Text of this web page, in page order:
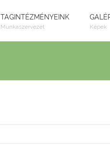
TAGINTÉZMÉNYEINK
Munkaszervezet Képek